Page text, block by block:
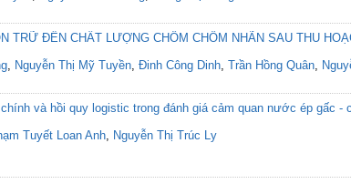
TRỮ ĐẾN CHẤT LƯỢNG CHÔM CHÔM NHÃN SAU THU
, Nguyễn Thị Mỹ Tuyền, Đinh Công Dinh, Trần Hồng Quân,
và hồi quy logistic trong đánh giá cảm quan nước ép gấc -
Tuyết Loan Anh, Nguyễn Thị Trúc Ly